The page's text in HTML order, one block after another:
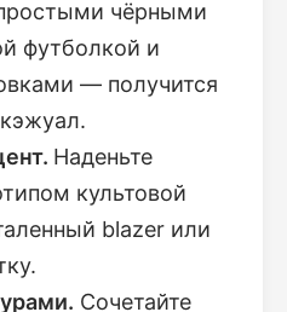
чёрными
футболкой и
— получится
Наденьте
культовой
blazer или
Сочетайте